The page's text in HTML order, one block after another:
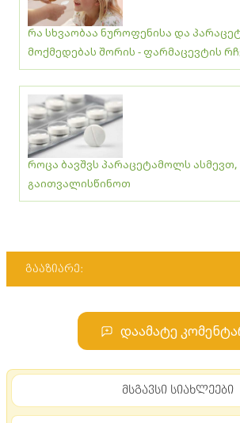
რა სხვაობაა ნუროფენისა და
მოქმედებას შორის - ფარმაცევტის
როცა ბავშვს პარაცეტამოლს ასმევთ,
გაითვალისწინოთ
გააზიარე:
დაამატე
მსგავსი სიახლეები